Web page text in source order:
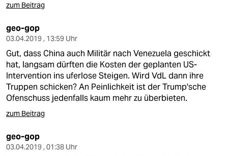
zum Beitrag
geo-gop
03.04.2019 , 13:59 Uhr
Gut, dass China auch Militär nach Venezuela geschickt
hat, langsam dürften die Kosten der geplanten US-
Intervention ins uferlose Steigen. Wird VdL dann ihre
Truppen schicken? An Peinlichkeit ist der Trump'sche
Ofenschuss jedenfalls kaum mehr zu überbieten.
zum Beitrag
geo-gop
03.04.2019 , 01:38 Uhr